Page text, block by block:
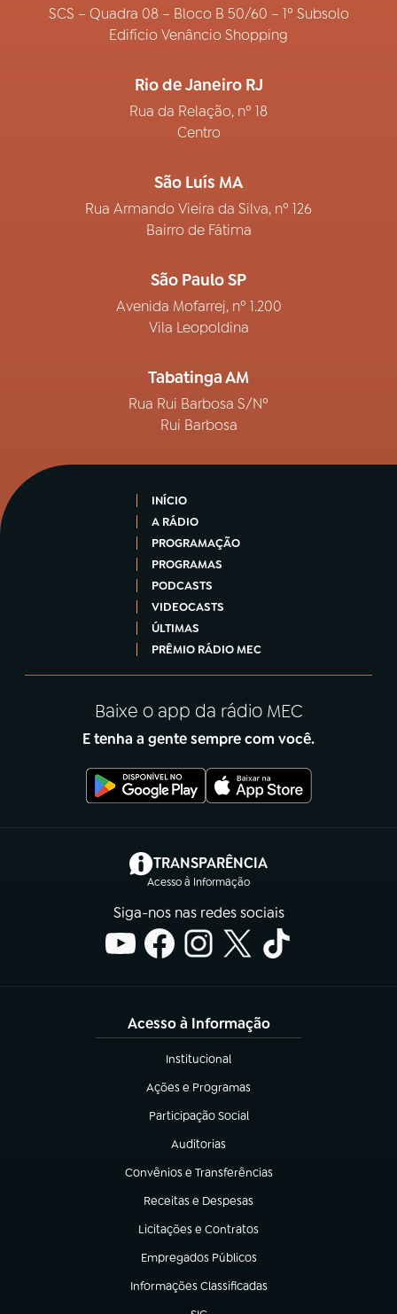
SCS – Quadra 08 – Bloco B 50/60 – 1º Subsolo
Edifício Venâncio Shopping
Rio de Janeiro RJ
Rua da Relação, nº 18
Centro
São Luís MA
Rua Armando Vieira da Silva, nº 126
Bairro de Fátima
São Paulo SP
Avenida Mofarrej, nº 1.200
Vila Leopoldina
Tabatinga AM
Rua Rui Barbosa S/Nº
Rui Barbosa
INÍCIO
A RÁDIO
PROGRAMAÇÃO
PROGRAMAS
PODCASTS
VIDEOCASTS
ÚLTIMAS
PRÊMIO RÁDIO MEC
Baixe o app da rádio MEC
E tenha a gente sempre com você.
TRANSPARÊNCIA
Acesso à Informação
(abre em nova aba)
Siga-nos nas redes sociais
Acesso à Informação
Institucional
(abre em nova aba)
Ações e Programas
(abre em nova aba)
Participação Social
(abre em nova aba)
Auditorias
(abre em nova aba)
Convênios e Transferências
(abre em nova aba)
Receitas e Despesas
(abre em nova aba)
Licitações e Contratos
(abre em nova aba)
Empregados Públicos
(abre em nova aba)
Informações Classificadas
(abre em nova aba)